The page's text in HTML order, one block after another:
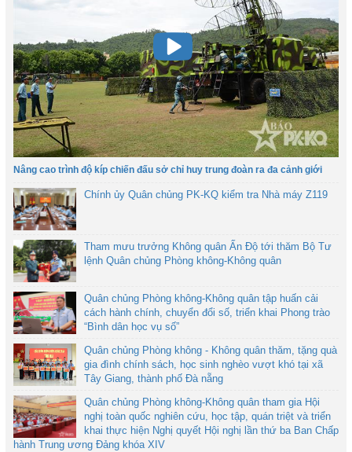
Nâng cao trình độ kíp chiến đấu sở chỉ huy trung đoàn ra đa cảnh giới
Chính ủy Quân chủng PK-KQ kiểm tra Nhà máy Z119
Tham mưu trưởng Không quân Ấn Độ tới thăm Bộ Tư
lệnh Quân chủng Phòng không-Không quân
Quân chủng Phòng không-Không quân tập huấn cải
cách hành chính, chuyển đổi số, triển khai Phong trào
“Bình dân học vụ số”
Quân chủng Phòng không - Không quân thăm, tặng quà
gia đình chính sách, học sinh nghèo vượt khó tại xã
Tây Giang, thành phố Đà nẵng
Quân chủng Phòng không-Không quân tham gia Hội
nghị toàn quốc nghiên cứu, học tập, quán triệt và triển
khai thực hiện Nghị quyết Hội nghị lần thứ ba Ban Chấp
hành Trung ương Đảng khóa XIV